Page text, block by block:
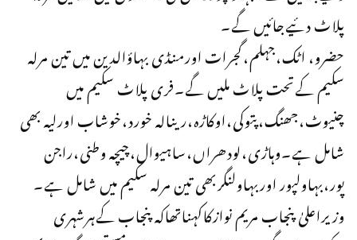
پلاٹ دئیےجائیں گے۔
حضرو، اٹک،جہلم،گجرات اورمنڈی بہاؤالدین میں تین مرلہ
سکیم کےتحت پلاٹ ملیں گے۔فری پلاٹ سکیم میں
چنیوٹ،جھنگ،پتوکی،اوکاڑہ،رینالہ خورد،خوشاب اورلیہ بھی
شامل ہے۔وہاڑی،لودھراں،ساہیوال،چیچہ وطنی،راجن
پور،بہاولپور اوربہاولنگربھی تین مرلہ سکیم میں شامل ہے۔
وزیراعلیٰ پنجاب مریم نوازکاکہناتھاکہ پنجاب کےہرشہری